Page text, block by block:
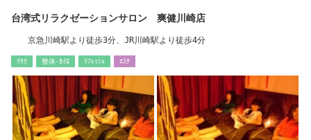
台湾式リラクゼーションサロン 爽健川崎店
京急川崎駅より徒歩3分、JR川崎駅より徒歩4分
ﾘﾗｸ 整体･ｶｲﾛ ﾘﾌﾚｯｼｭ ｴｽﾃ